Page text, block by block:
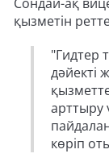
қызметін
"Гидтер
дәйекті
арттыру
көріп